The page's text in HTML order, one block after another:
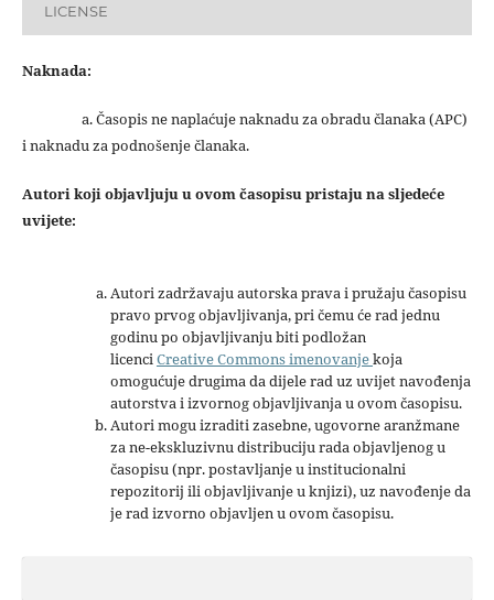
LICENSE
Naknada:
a. Časopis ne naplaćuje naknadu za obradu članaka (APC)
i naknadu za podnošenje članaka.
Autori koji objavljuju u ovom časopisu pristaju na sljedeće
uvijete:
Autori zadržavaju autorska prava i pružaju časopisu
pravo prvog objavljivanja, pri čemu će rad jednu
godinu po objavljivanju biti podložan
licenciCreative Commons imenovanjekoja
omogućuje drugima da dijele rad uz uvijet navođenja
autorstva i izvornog objavljivanja u ovom časopisu.
Autori mogu izraditi zasebne, ugovorne aranžmane
za ne-ekskluzivnu distribuciju rada objavljenog u
časopisu (npr. postavljanje u institucionalni
repozitorij ili objavljivanje u knjizi), uz navođenje da
je rad izvorno objavljen u ovom časopisu.